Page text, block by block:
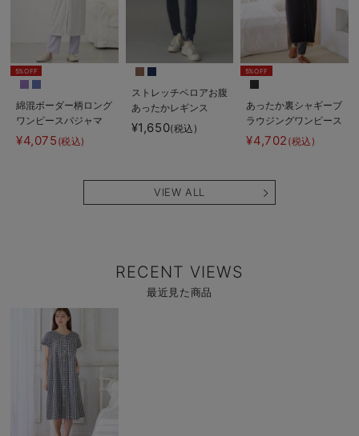
5%OFF
綿混ボーダー柄ロング
ワンピースパジャマ
マタニティ・授乳パジ
ャマ【出産後も長く使
¥4,075 (税込)
ストレッチベロアお腹
あったかレギンス
fairy（フェアリー）
マタニティ・産後
¥1,650(税込)
5%OFF
あったか裏シャギーブ
ラウジングワンピース
パジャマ fairy（フェ
アリー）マタニティ・
使える】
¥4,702 (税込)
VIEW ALL
RECENT VIEWS
最近見た商品